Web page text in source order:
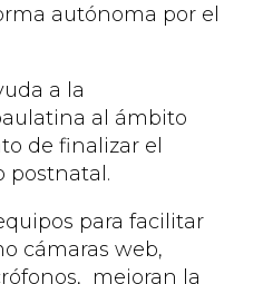
autónoma por el
a la
al ámbito
de finalizar el
postnatal.
para facilitar
cámaras web,
mejoran la